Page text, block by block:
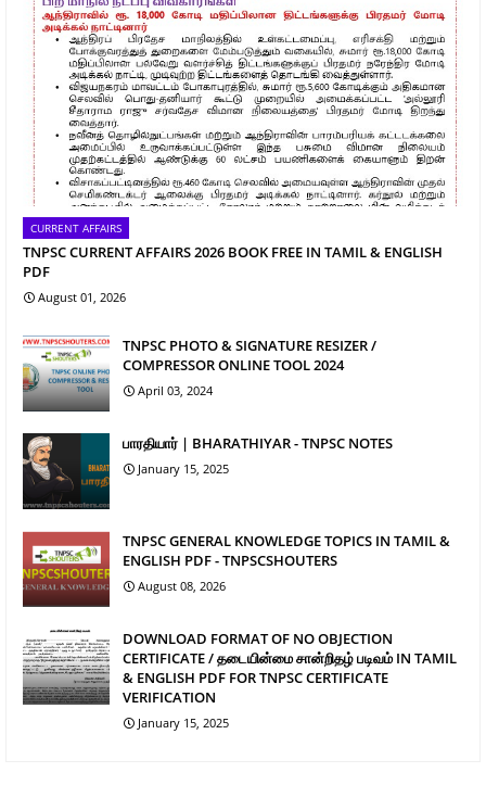
CURRENT AFFAIRS
TNPSC CURRENT AFFAIRS 2026 BOOK FREE IN TAMIL & ENGLISH
PDF
August 01, 2026
TNPSC PHOTO & SIGNATURE RESIZER /
COMPRESSOR ONLINE TOOL 2024
April 03, 2024
பாரதியார் | BHARATHIYAR - TNPSC NOTES
January 15, 2025
TNPSC GENERAL KNOWLEDGE TOPICS IN TAMIL &
ENGLISH PDF - TNPSCSHOUTERS
August 08, 2026
DOWNLOAD FORMAT OF NO OBJECTION
CERTIFICATE / தடையின்மை சான்றிதழ் படிவம் IN TAMIL
& ENGLISH PDF FOR TNPSC CERTIFICATE
VERIFICATION
January 15, 2025